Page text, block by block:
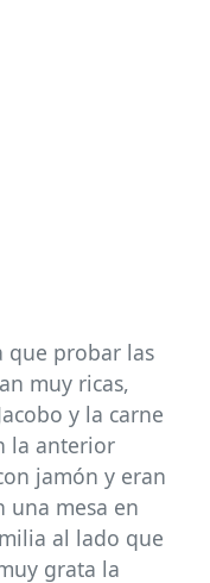
que probar las
muy ricas,
y la carne
la anterior
jamón y eran
una mesa en
al lado que
grata la